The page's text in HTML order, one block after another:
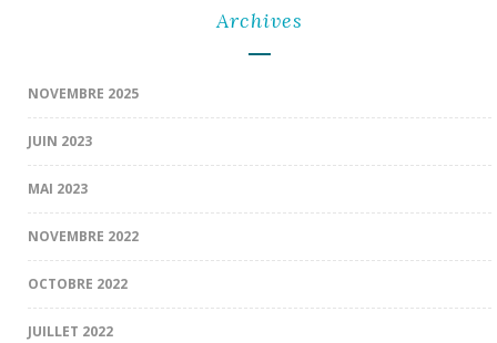
Archives
NOVEMBRE 2025
JUIN 2023
MAI 2023
NOVEMBRE 2022
OCTOBRE 2022
JUILLET 2022